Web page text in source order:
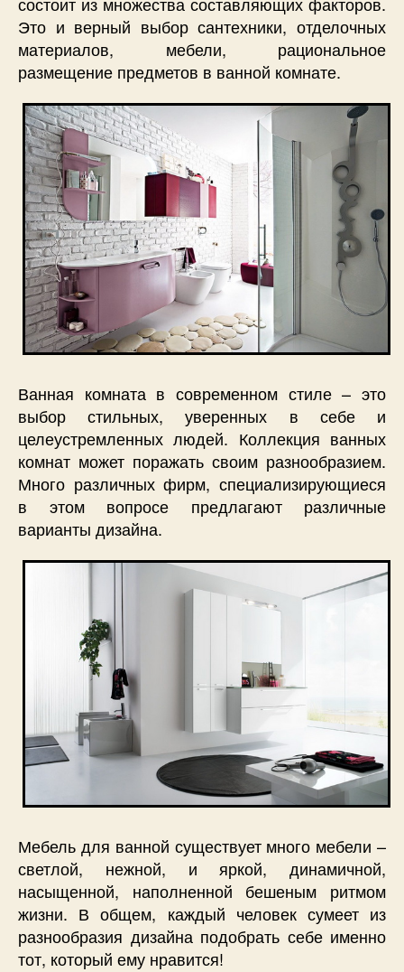
Это и верный выбор сантехники, отделочных
материалов, мебели, рациональное
размещение предметов в ванной комнате.
Ванная комната в современном стиле – это
выбор стильных, уверенных в себе и
целеустремленных людей. Коллекция ванных
комнат может поражать своим разнообразием.
Много различных фирм, специализирующиеся
в этом вопросе предлагают различные
варианты дизайна.
Мебель для ванной существует много мебели –
светлой, нежной, и яркой, динамичной,
насыщенной, наполненной бешеным ритмом
жизни. В общем, каждый человек сумеет из
разнообразия дизайна подобрать себе именно
тот, который ему нравится!